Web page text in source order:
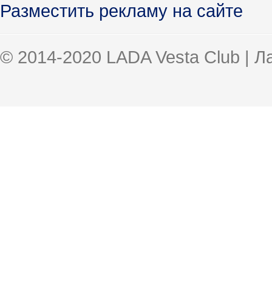
Разместить рекламу на сайте
© 2014-2020 LADA Vesta Club |